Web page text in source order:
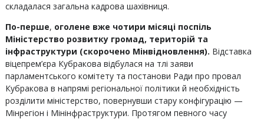
складалася загальна кадрова шахівниця.
По-перше, оголене вже чотири місяці поспіль
Міністерство розвитку громад, територій та
інфраструктури (скорочено Мінвідновлення). Відставка
віцепрем’єра Кубракова відбулася на тлі заяви
парламентського комітету та постанови Ради про провал
Кубракова в напрямі регіональної політики й необхідність
розділити міністерство, повернувши стару конфігурацію —
Мінрегіон і Мінінфраструктури. Протягом певного часу